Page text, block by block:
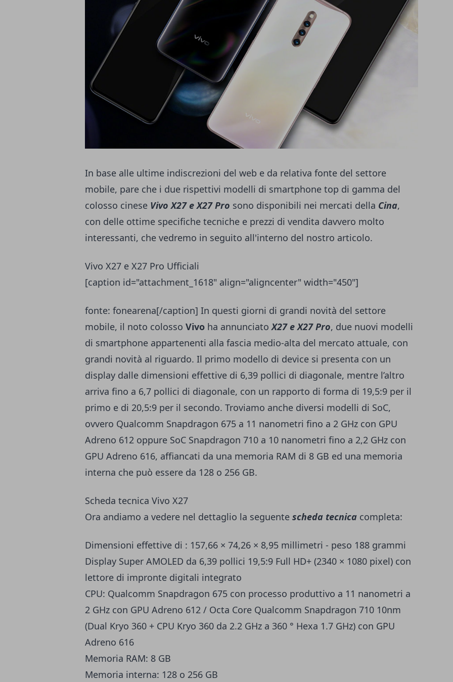
In base alle ultime indiscrezioni del web e da relativa fonte del settore
mobile, pare che i due rispettivi modelli di smartphone top di gamma del
colosso cinese Vivo X27 e X27 Pro sono disponibili nei mercati della Cina,
con delle ottime specifiche tecniche e prezzi di vendita davvero molto
interessanti, che vedremo in seguito all'interno del nostro articolo.
Vivo X27 e X27 Pro Ufficiali
[caption id="attachment_1618" align="aligncenter" width="450"]
fonte: fonearena[/caption] In questi giorni di grandi novità del settore
mobile, il noto colosso Vivo ha annunciatoX27 e X27 Pro, due nuovi modelli
di smartphone appartenenti alla fascia medio-alta del mercato attuale, con
grandi novità al riguardo. Il primo modello di device si presenta con un
display dalle dimensioni effettive di 6,39 pollici di diagonale, mentre l’altro
arriva fino a 6,7 pollici di diagonale, con un rapporto di forma di 19,5:9 per il
primo e di 20,5:9 per il secondo. Troviamo anche diversi modelli di SoC,
ovvero Qualcomm Snapdragon 675 a 11 nanometri fino a 2 GHz con GPU
Adreno 612 oppure SoC Snapdragon 710 a 10 nanometri fino a 2,2 GHz con
GPU Adreno 616, affiancati da una memoria RAM di 8 GB ed una memoria
interna che può essere da 128 o 256 GB.
Scheda tecnica Vivo X27
Ora andiamo a vedere nel dettaglio la seguente scheda tecnica completa:
Dimensioni effettive di : 157,66 × 74,26 × 8,95 millimetri - peso 188 grammi
Display Super AMOLED da 6,39 pollici 19,5:9 Full HD+ (2340 × 1080 pixel) con
lettore di impronte digitali integrato
CPU: Qualcomm Snapdragon 675 con processo produttivo a 11 nanometri a
2 GHz con GPU Adreno 612 / Octa Core Qualcomm Snapdragon 710 10nm
(Dual Kryo 360 + CPU Kryo 360 da 2.2 GHz a 360 ° Hexa 1.7 GHz) con GPU
Adreno 616
Memoria RAM: 8 GB
Memoria interna: 128 o 256 GB